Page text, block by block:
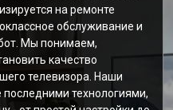
на ремонте
обслуживание и
Мы понимаем,
качество
телевизора. Наши
технологиями,